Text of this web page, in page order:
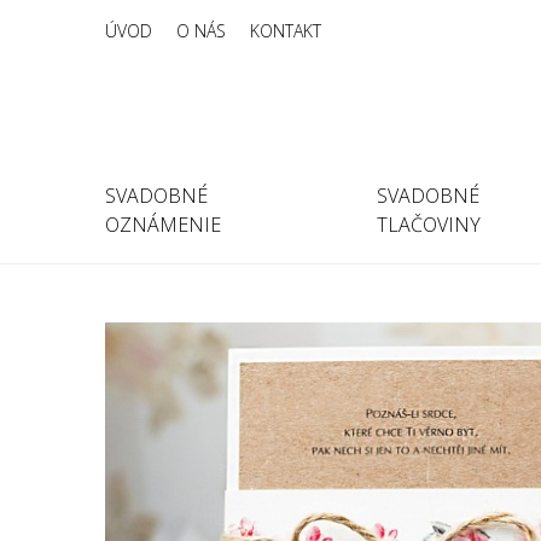
SVADOBNÉ
OZNÁMENIE
SVADOBNÉ
TLAČOVINY
ÚVOD O NÁS KONTAKT